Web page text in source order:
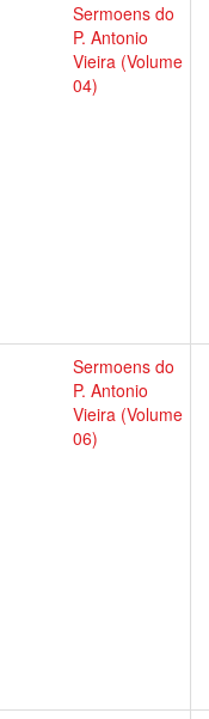
Sermoens do
P. Antonio
Vieira (Volume
04)
Sermoens do
P. Antonio
Vieira (Volume
06)